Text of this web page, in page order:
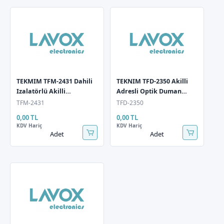
TEKMIM TFM-2431 Dahili
Izalatörlü Akilli
Adreslenebilir Giris / Çikis
TFM-2431
0,00 TL
KDV Hariç
Adet
TEKNIM TFD-2350 Akilli
Adresli Optik Duman
Dedektörü(TABAN HARIÇ)
TFD-2350
0,00 TL
KDV Hariç
Adet